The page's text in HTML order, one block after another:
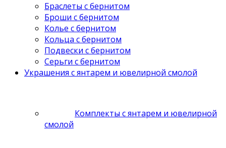
Браслеты с бернитом
Броши с бернитом
Колье с бернитом
Кольца с бернитом
Подвески с бернитом
Серьги с бернитом
Украшения с янтарем и ювелирной смолой
Комплекты с янтарем и ювелирной
смолой